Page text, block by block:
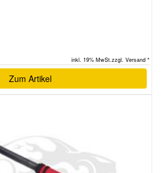
inkl. 19% MwSt.zzgl. Versand *
Zum Artikel